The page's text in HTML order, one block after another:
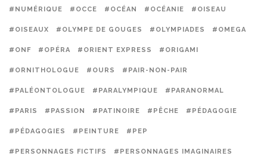
#NUMÉRIQUE #OCCE #OCÉAN #OCÉANIE #OISEAU
#OISEAUX #OLYMPE DE GOUGES #OLYMPIADES #OMEGA
#ONF #OPÉRA #ORIENT EXPRESS #ORIGAMI
#ORNITHOLOGUE #OURS #PAIR-NON-PAIR
#PALÉONTOLOGUE #PARALYMPIQUE #PARANORMAL
#PARIS #PASSION #PATINOIRE #PÊCHE #PÉDAGOGIE
#PÉDAGOGIES #PEINTURE #PEP
#PERSONNAGES FICTIFS #PERSONNAGES IMAGINAIRES